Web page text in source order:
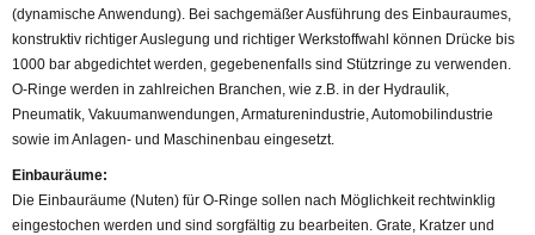
(dynamische Anwendung). Bei sachgemäßer Ausführung des Einbauraumes,
konstruktiv richtiger Auslegung und richtiger Werkstoffwahl können Drücke bis
1000 bar abgedichtet werden, gegebenenfalls sind Stützringe zu verwenden.
O-Ringe werden in zahlreichen Branchen, wie z.B. in der Hydraulik,
Pneumatik, Vakuumanwendungen, Armaturenindustrie, Automobilindustrie
sowie im Anlagen- und Maschinenbau eingesetzt.
Einbauräume:
Die Einbauräume (Nuten) für O-Ringe sollen nach Möglichkeit rechtwinklig
eingestochen werden und sind sorgfältig zu bearbeiten. Grate, Kratzer und